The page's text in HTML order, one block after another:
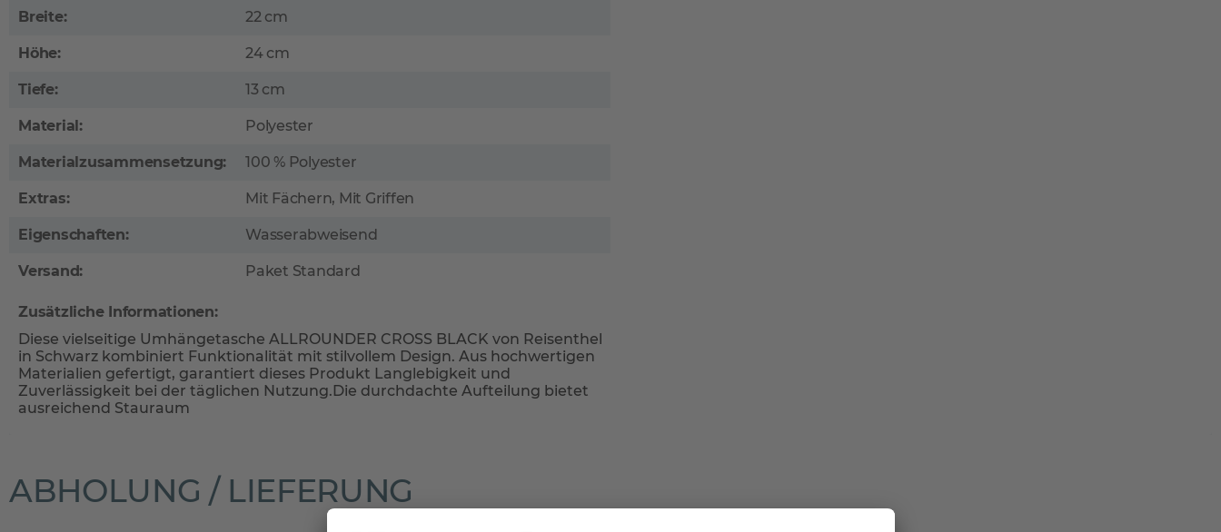
Breite: 22 cm
Höhe: 24 cm
Tiefe: 13 cm
Material: Polyester
Materialzusammensetzung: 100 % Polyester
Extras: Mit Fächern, Mit Griffen
Eigenschaften: Wasserabweisend
Versand: Paket Standard
Zusätzliche Informationen:
Diese vielseitige Umhängetasche ALLROUNDER CROSS BLACK von Reisenthel
in Schwarz kombiniert Funktionalität mit stilvollem Design. Aus hochwertigen
Materialien gefertigt, garantiert dieses Produkt Langlebigkeit und
Zuverlässigkeit bei der täglichen Nutzung.Die durchdachte Aufteilung bietet
ausreichend Stauraum
ABHOLUNG / LIEFERUNG